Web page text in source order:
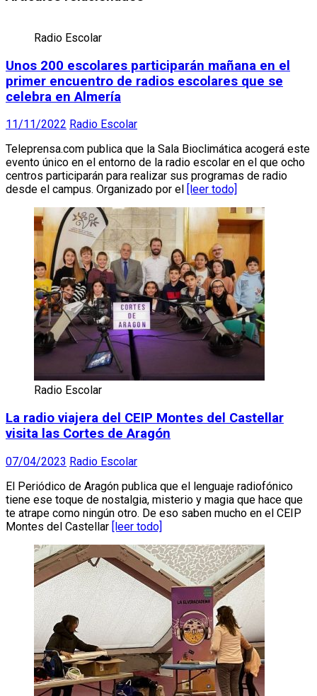
Radio Escolar
Unos 200 escolares participarán mañana en el
primer encuentro de radios escolares que se
celebra en Almería
11/11/2022 Radio Escolar
Teleprensa.com publica que la Sala Bioclimática acogerá este
evento único en el entorno de la radio escolar en el que ocho
centros participarán para realizar sus programas de radio
desde el campus. Organizado por el
[leer todo]
Radio Escolar
La radio viajera del CEIP Montes del Castellar
visita las Cortes de Aragón
07/04/2023 Radio Escolar
El Periódico de Aragón publica que el lenguaje radiofónico
tiene ese toque de nostalgia, misterio y magia que hace que
te atrape como ningún otro. De eso saben mucho en el CEIP
Montes del Castellar [leer todo]